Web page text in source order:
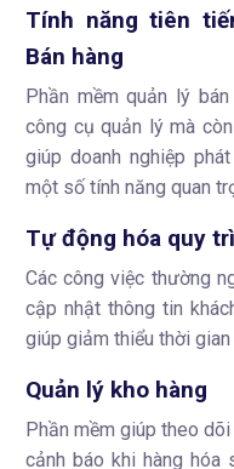
Tính năng tiên
Bán hàng
Phần mềm quản lý
công cụ quản lý mà
giúp doanh nghiệp
một số tính năng quan
Tự động hóa quy
Các công việc thường
cập nhật thông tin
giúp giảm thiểu thời
Quản lý kho hàng
Phần mềm giúp theo
cảnh báo khi hàng hóa